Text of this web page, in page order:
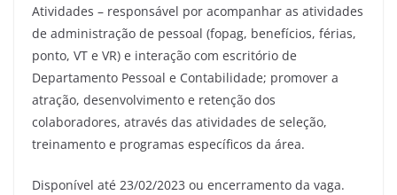
Atividades – responsável por acompanhar as atividades
de administração de pessoal (fopag, benefícios, férias,
ponto, VT e VR) e interação com escritório de
Departamento Pessoal e Contabilidade; promover a
atração, desenvolvimento e retenção dos
colaboradores, através das atividades de seleção,
treinamento e programas específicos da área.
Disponível até 23/02/2023 ou encerramento da vaga.